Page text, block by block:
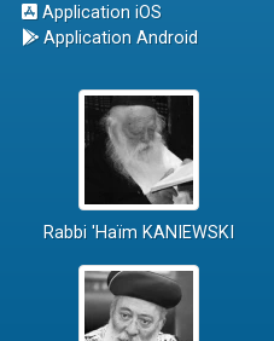
Application iOS
Application Android
Rabbi 'Haïm KANIEWSKI